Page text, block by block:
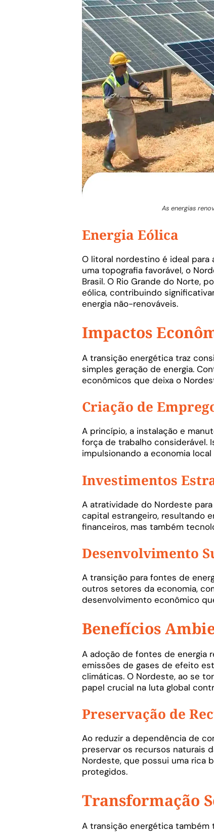
As energias
Energia Eólica
O litoral nordestino é ideal para
uma topografia favorável, o
Brasil. O Rio Grande do Norte,
eólica, contribuindo
energia não-renováveis.
Impactos
A transição energética traz
simples geração de energia.
econômicos que deixa o
Criação de
A princípio, a instalação e
força de trabalho considerável.
impulsionando a economia
Investimentos
A atratividade do Nordeste
capital estrangeiro, resultando
financeiros, mas também
Desenvolvimento
A transição para fontes de
outros setores da economia,
desenvolvimento econômico
Benefícios
A adoção de fontes de energia
emissões de gases de efeito
climáticas. O Nordeste, ao se
papel crucial na luta global
Preservação de
Ao reduzir a dependência de
preservar os recursos naturais
Nordeste, que possui uma rica
protegidos.
Transformação
A transição energética